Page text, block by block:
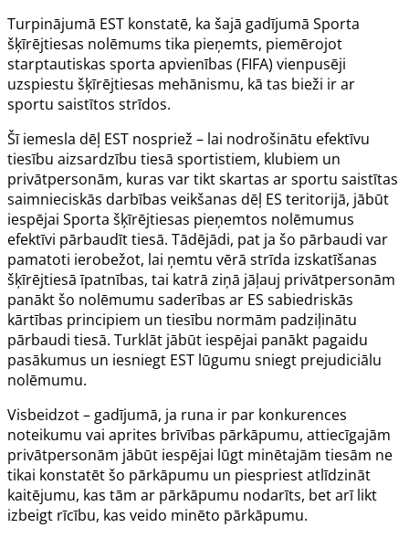
Turpinājumā EST konstatē, ka šajā gadījumā Sporta
šķīrējtiesas nolēmums tika pieņemts, piemērojot
starptautiskas sporta apvienības (FIFA) vienpusēji
uzspiestu šķīrējtiesas mehānismu, kā tas bieži ir ar
sportu saistītos strīdos.
Šī iemesla dēļ EST nospriež – lai nodrošinātu efektīvu
tiesību aizsardzību tiesā sportistiem, klubiem un
privātpersonām, kuras var tikt skartas ar sportu saistītas
saimnieciskās darbības veikšanas dēļ ES teritorijā, jābūt
iespējai Sporta šķīrējtiesas pieņemtos nolēmumus
efektīvi pārbaudīt tiesā. Tādējādi, pat ja šo pārbaudi var
pamatoti ierobežot, lai ņemtu vērā strīda izskatīšanas
šķīrējtiesā īpatnības, tai katrā ziņā jāļauj privātpersonām
panākt šo nolēmumu saderības ar ES sabiedriskās
kārtības principiem un tiesību normām padziļinātu
pārbaudi tiesā. Turklāt jābūt iespējai panākt pagaidu
pasākumus un iesniegt EST lūgumu sniegt prejudiciālu
nolēmumu.
Visbeidzot – gadījumā, ja runa ir par konkurences
noteikumu vai aprites brīvības pārkāpumu, attiecīgajām
privātpersonām jābūt iespējai lūgt minētajām tiesām ne
tikai konstatēt šo pārkāpumu un piespriest atlīdzināt
kaitējumu, kas tām ar pārkāpumu nodarīts, bet arī likt
izbeigt rīcību, kas veido minēto pārkāpumu.